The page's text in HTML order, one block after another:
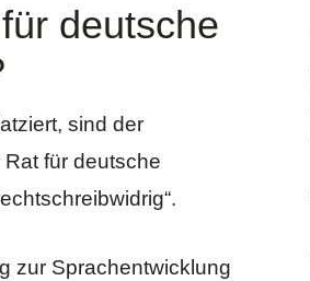
deutsche
sind der
Rat für deutsche
zur Sprachentwicklung